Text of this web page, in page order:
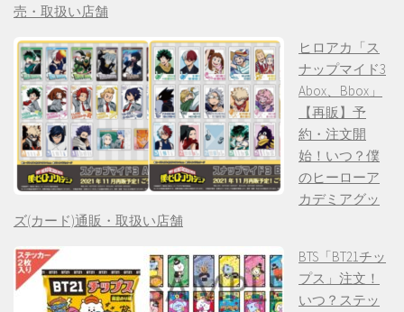
売・取扱い店舗
ヒロアカ「ス
ナップマイド3
Abox、Bbox」
【再販】予
約・注文開
始！いつ？僕
のヒーローア
カデミアグッ
ズ(カード)通販・取扱い店舗
BTS「BT21チッ
プス」注文！
いつ？ステッ